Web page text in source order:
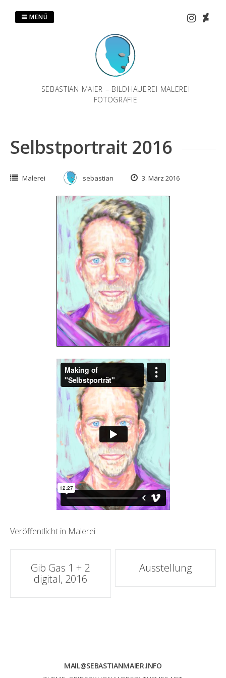
SEBASTIAN MAIER – BILDHAUEREI MALEREI
FOTOGRAFIE
MENÜ
Selbstportrait 2016
Malerei sebastian 3. März 2016
Veröffentlicht in Malerei
Artikel-
Navigation
Gib Gas 1 + 2
digital, 2016
Ausstellung
MAIL@SEBASTIANMAIER.INFO